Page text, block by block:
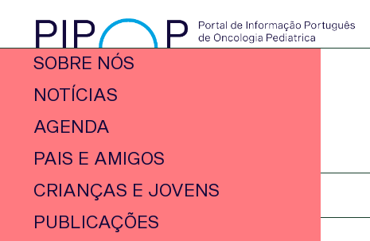
SOBRE NÓS
NOTÍCIAS
AGENDA
PAIS E AMIGOS
CRIANÇAS E JOVENS
PUBLICAÇÕES